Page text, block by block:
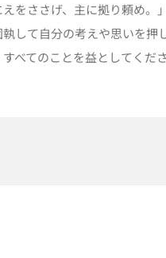
をささげ、主に拠り頼め
して自分の考えや思いを押
べてのことを益としてくだ